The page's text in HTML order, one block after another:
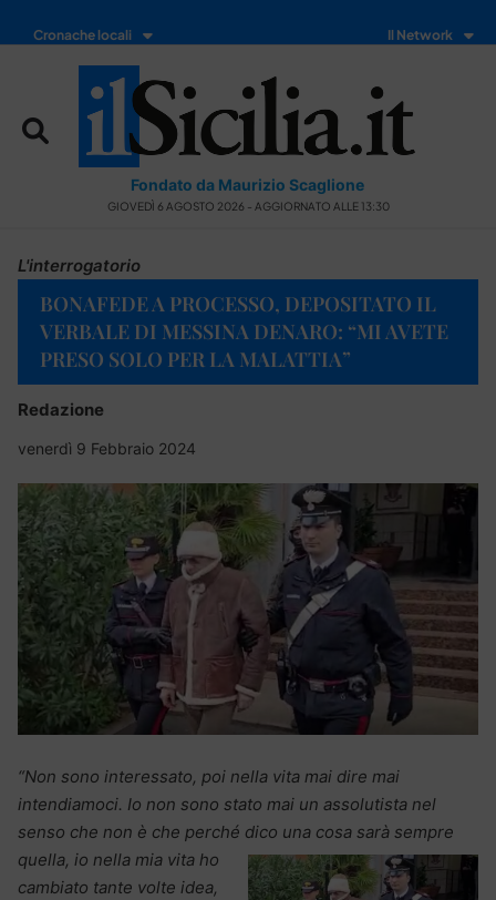
Cronache locali Il Network
Fondato da Maurizio Scaglione
GIOVEDÌ 6 AGOSTO 2026 - AGGIORNATO ALLE 13:30
L'interrogatorio
BONAFEDE A PROCESSO, DEPOSITATO IL
VERBALE DI MESSINA DENARO: “MI AVETE
PRESO SOLO PER LA MALATTIA”
Redazione
venerdì 9 Febbraio 2024
“Non sono interessato, poi nella vita mai dire mai
intendiamoci. Io non sono stato mai un assolutista nel
senso che non è che perché dico una cosa sarà sempre
quella, io nella mia vita ho
cambiato tante volte idea,